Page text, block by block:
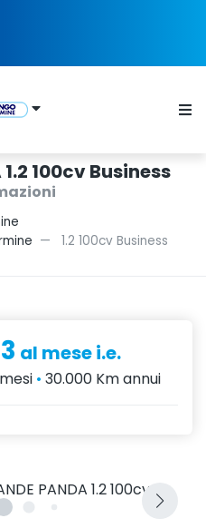
1.2 100cv Business
1.2 100cv Business
al mese i.e.
• 30.000 Km annui